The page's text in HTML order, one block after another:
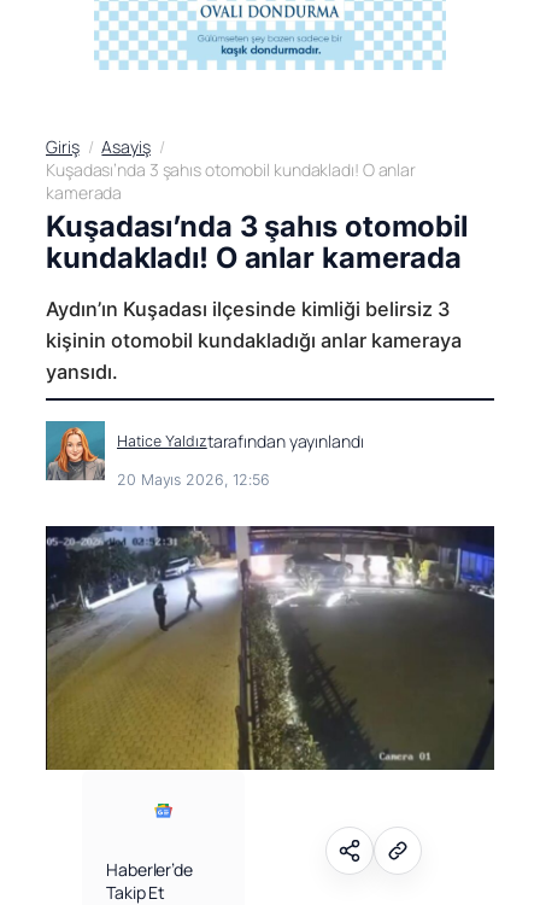
Giriş
Asayiş
Kuşadası’nda 3 şahıs otomobil kundakladı! O anlar
kamerada
Kuşadası’nda 3 şahıs otomobil
kundakladı! O anlar kamerada
Aydın’ın Kuşadası ilçesinde kimliği belirsiz 3
kişinin otomobil kundakladığı anlar kameraya
yansıdı.
Hatice Yaldıztarafından yayınlandı
20 Mayıs 2026, 12:56
Haberler’de
Takip Et